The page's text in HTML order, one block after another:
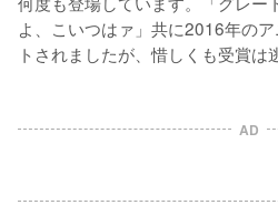
よ、こいつはァ」共に2016年の
トされましたが、惜しくも受賞は
AD